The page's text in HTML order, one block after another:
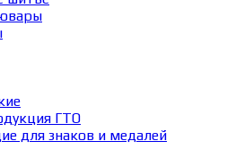
ГТО
для знаков и медалей